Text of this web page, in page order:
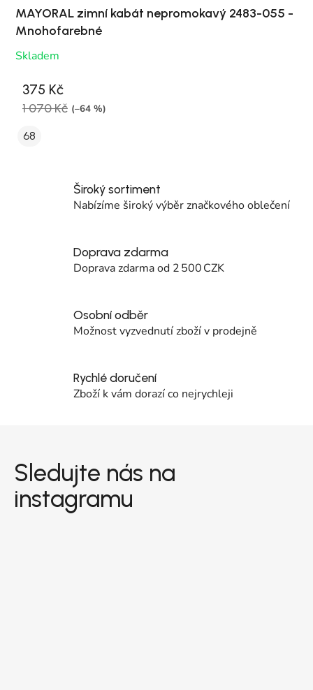
MAYORAL zimní kabát nepromokavý 2483-055 -
Mnohofarebné
Skladem
375 Kč
1 070 Kč (–64 %)
68
Široký sortiment
Nabízíme široký výběr značkového oblečení
Doprava zdarma
Doprava zdarma od 2 500 CZK
Osobní odběr
Možnost vyzvednutí zboží v prodejně
Rychlé doručení
Zboží k vám dorazí co nejrychleji
Sledujte nás na
instagramu